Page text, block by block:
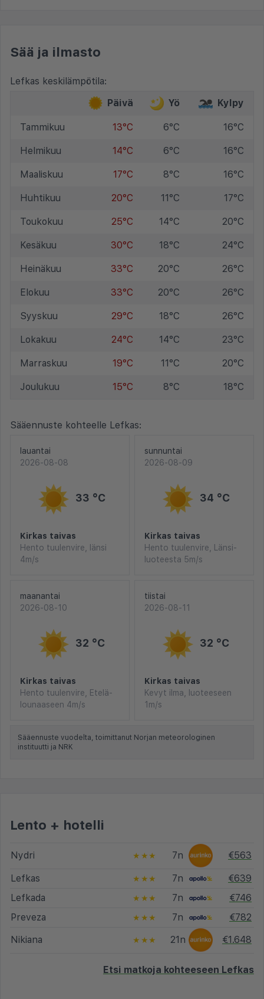
Sää ja ilmasto
Lefkas keskilämpötila:
Päivä
Yö Kylpy
Tammikuu 13°C 6°C 16°C
Helmikuu 14°C 6°C 16°C
Maaliskuu 17°C 8°C 16°C
Huhtikuu 20°C 11°C 17°C
Toukokuu 25°C 14°C 20°C
Kesäkuu 30°C 18°C 24°C
Heinäkuu 33°C 20°C 26°C
Elokuu 33°C 20°C 26°C
Syyskuu 29°C 18°C 26°C
Lokakuu 24°C 14°C 23°C
Marraskuu 19°C 11°C 20°C
Joulukuu 15°C 8°C 18°C
Sääennuste kohteelle Lefkas:
lauantai
2026-08-08
33 °C
Kirkas taivas
Hento tuulenvire, länsi
4m/s
sunnuntai
2026-08-09
34 °C
Kirkas taivas
Hento tuulenvire, Länsi-
luoteesta 5m/s
maanantai
2026-08-10
32 °C
Kirkas taivas
Hento tuulenvire, Etelä-
lounaaseen 4m/s
tiistai
2026-08-11
32 °C
Kirkas taivas
Kevyt ilma, luoteeseen
1m/s
Sääennuste vuodelta, toimittanut Norjan meteorologinen
instituutti ja NRK
Lento + hotelli
Nydri ★★★ 7n €563
Lefkas ★★★ 7n
€639
Lefkada
★★★ 7n
€746
Preveza
★★★ 7n
€782
Nikiana
★★★ 21n €1.648
Etsi matkoja kohteeseen Lefkas